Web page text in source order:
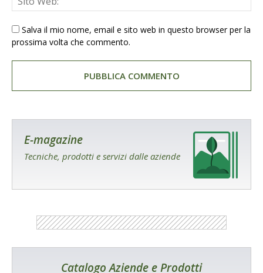
Salva il mio nome, email e sito web in questo browser per la
prossima volta che commento.
E-magazine
Tecniche, prodotti e servizi dalle aziende
Catalogo Aziende e Prodotti